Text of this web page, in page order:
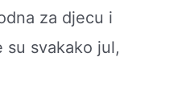
za djecu i
su svakako jul,